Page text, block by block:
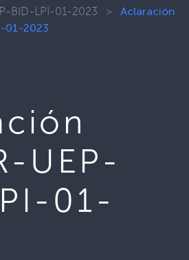
BID-LPI-01-2023 > Aclaración
01-2023
UEP-
01-